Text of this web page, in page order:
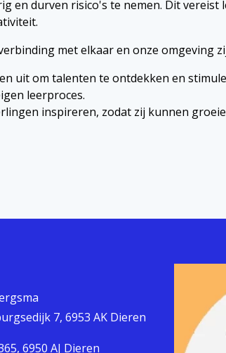
en durven risico's te nemen. Dit
met elkaar en onze omgeving
uit om talenten te ontdekken en
leerproces.
inspireren, zodat zij kunnen
7, 6953 AK Dieren
6950 AJ Dieren